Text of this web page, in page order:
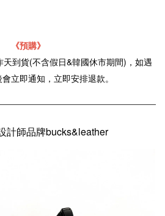
《預購》
到貨(不含假日&韓國休市期間)，如遇
立即通知，立即安排退款。
計師品牌bucks&leather